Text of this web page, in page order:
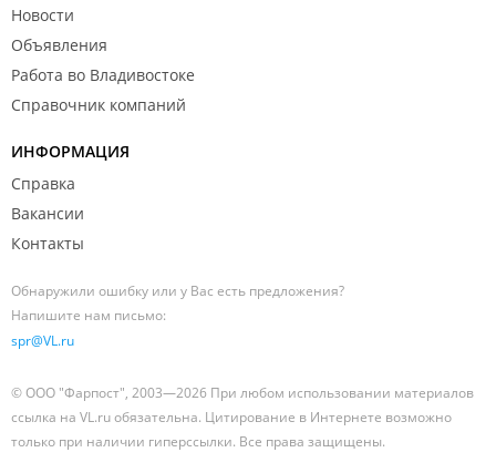
Новости
Объявления
Работа во Владивостоке
Справочник компаний
ИНФОРМАЦИЯ
Справка
Вакансии
Контакты
Обнаружили ошибку или у Вас есть предложения?
Напишите нам письмо:
spr@VL.ru
© ООО "Фарпост", 2003—2026 При любом использовании материалов
ссылка на VL.ru обязательна. Цитирование в Интернете возможно
только при наличии гиперссылки. Все права защищены.